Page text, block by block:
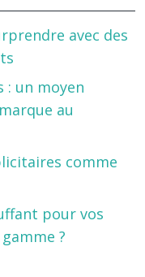
avec des
: un moyen
au
comme
pour vos
?